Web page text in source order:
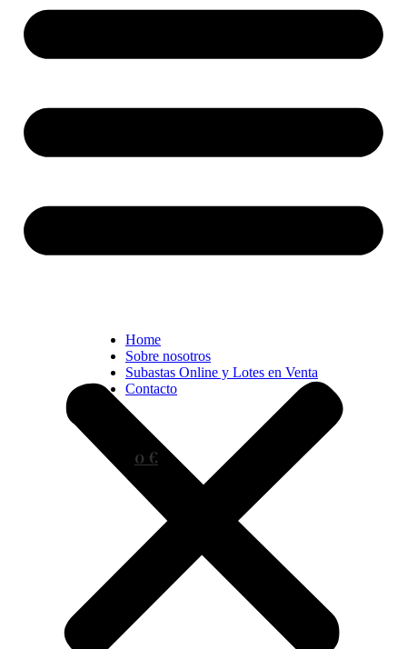
Home
Sobre nosotros
Subastas Online y Lotes en Venta
Contacto
0 €